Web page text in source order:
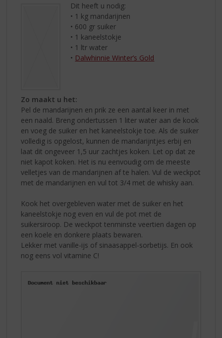
Dit heeft u nodig:
• 1 kg mandarijnen
• 600 gr suiker
• 1 kaneelstokje
• 1 ltr water
• Dalwhinnie Winter’s Gold
Zo maakt u het:
Pel de mandarijnen en prik ze een aantal keer in met
een naald. Breng ondertussen 1 liter water aan de kook
en voeg de suiker en het kaneelstokje toe. Als de suiker
volledig is opgelost, kunnen de mandarijntjes erbij en
laat dit ongeveer 1,5 uur zachtjes koken. Let op dat ze
niet kapot koken. Het is nu eenvoudig om de meeste
velletjes van de mandarijnen af te halen. Vul de weckpot
met de mandarijnen en vul tot 3/4 met de whisky aan.
Kook het overgebleven water met de suiker en het
kaneelstokje nog even en vul de pot met de
suikersiroop. De weckpot tenminste veertien dagen op
een koele en donkere plaats bewaren.
Lekker met vanille-ijs of sinaasappel-sorbetijs. En ook
nog eens vol vitamine C!